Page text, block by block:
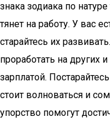
знака зодиака по
тянет на работу. У вас
старайтесь их
проработать на других
зарплатой.
стоит волноваться и
упорство помогут